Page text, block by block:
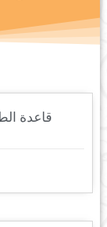
قاعدة